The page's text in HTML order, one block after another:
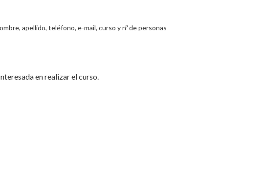
apellido, teléfono, e-mail, curso y nº de personas
en realizar el curso.